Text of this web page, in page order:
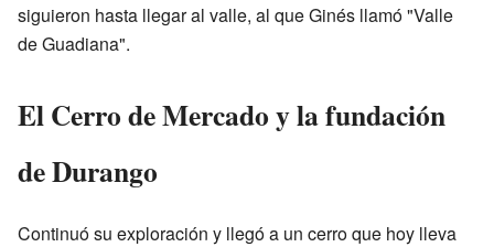
siguieron hasta llegar al valle, al que Ginés llamó "Valle
de Guadiana".
El Cerro de Mercado y la fundación
de Durango
Continuó su exploración y llegó a un cerro que hoy lleva